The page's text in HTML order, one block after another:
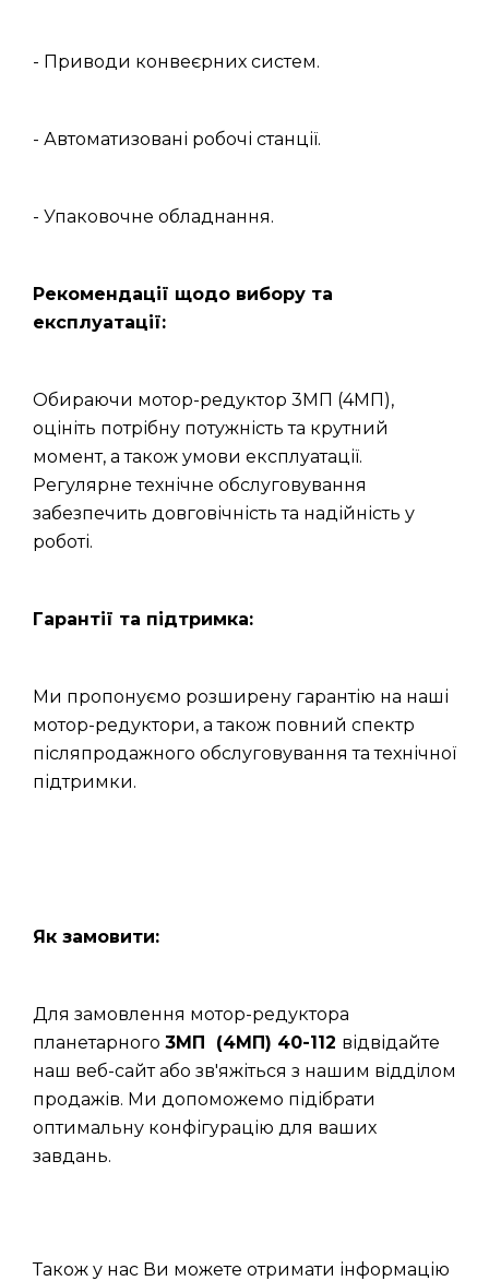
- Приводи конвеєрних систем.
- Автоматизовані робочі станції.
- Упаковочне обладнання.
Рекомендації щодо вибору та
експлуатації:
Обираючи мотор-редуктор 3МП (4МП),
оцініть потрібну потужність та крутний
момент, а також умови експлуатації.
Регулярне технічне обслуговування
забезпечить довговічність та надійність у
роботі.
Гарантії та підтримка:
Ми пропонуємо розширену гарантію на наші
мотор-редуктори, а також повний спектр
післяпродажного обслуговування та технічної
підтримки.
Як замовити:
Для замовлення мотор-редуктора
планетарного 3МП (4МП) 40-112 відвідайте
наш веб-сайт або зв'яжіться з нашим відділом
продажів. Ми допоможемо підібрати
оптимальну конфігурацію для ваших
завдань.
Також у нас Ви можете отримати інформацію